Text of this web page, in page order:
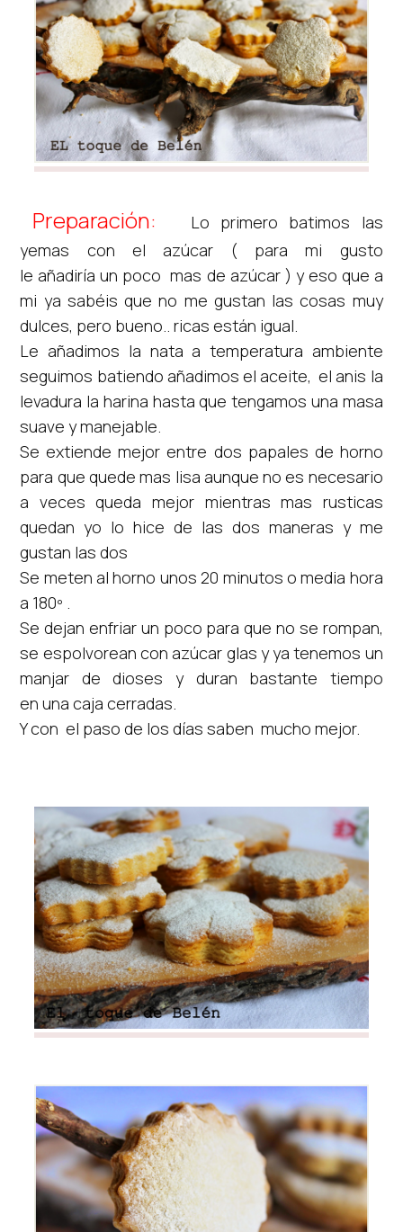
Preparación:
Lo primero batimos las
yemas con el azúcar ( para mi gusto
le añadiría un poco mas de azúcar ) y eso que a
mi ya sabéis que no me gustan las cosas muy
dulces, pero bueno.. ricas están igual.
Le añadimos la nata a temperatura ambiente
seguimos batiendo añadimos el aceite, el anis la
levadura la harina hasta que tengamos una masa
suave y manejable.
Se extiende mejor entre dos papales de horno
para que quede mas lisa aunque no es necesario
a veces queda mejor mientras mas rusticas
quedan yo lo hice de las dos maneras y me
gustan las dos
Se meten al horno unos 20 minutos o media hora
a 180º .
Se dejan enfriar un poco para que no se rompan,
se espolvorean con azúcar glas y ya tenemos un
manjar de dioses y duran bastante tiempo
en una caja cerradas.
Y con el paso de los días saben mucho mejor.